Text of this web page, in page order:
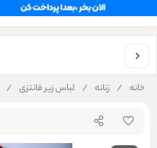
خانه / زنانه / لباس زیر فانتزی /